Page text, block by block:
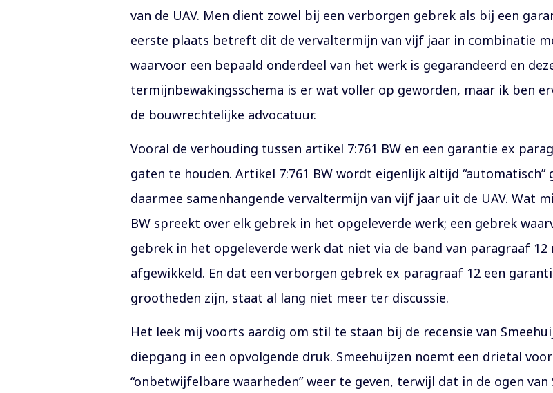
van de UAV. Men dient zowel bij een verborgen gebrek als bij een
eerste plaats betreft dit de vervaltermijn van vijf jaar in combinatie
waarvoor een bepaald onderdeel van het werk is gegarandeerd en
termijnbewakingsschema is er wat voller op geworden, maar ik ben
de bouwrechtelijke advocatuur.
Vooral de verhouding tussen artikel 7:761 BW en een garantie ex
gaten te houden. Artikel 7:761 BW wordt eigenlijk altijd
daarmee samenhangende vervaltermijn van vijf jaar uit de UAV.
BW spreekt over elk gebrek in het opgeleverde werk; een gebrek
gebrek in het opgeleverde werk dat niet via de band van paragraaf
afgewikkeld. En dat een verborgen gebrek ex paragraaf 12 een
grootheden zijn, staat al lang niet meer ter discussie.
Het leek mij voorts aardig om stil te staan bij de recensie van
diepgang in een opvolgende druk. Smeehuijzen noemt een drietal
“onbetwijfelbare waarheden” weer te geven, terwijl dat in de ogen